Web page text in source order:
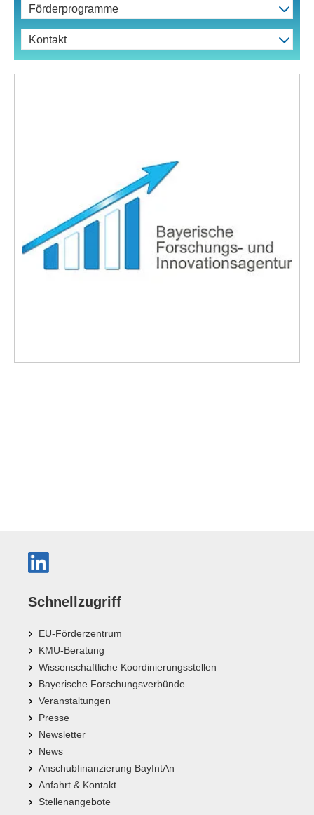
Förderprogramme
Kontakt
Schnellzugriff
EU-Förderzentrum
KMU-Beratung
Wissenschaftliche Koordinierungsstellen
Bayerische Forschungsverbünde
Veranstaltungen
Presse
Newsletter
News
Anschubfinanzierung BayIntAn
Anfahrt & Kontakt
Stellenangebote